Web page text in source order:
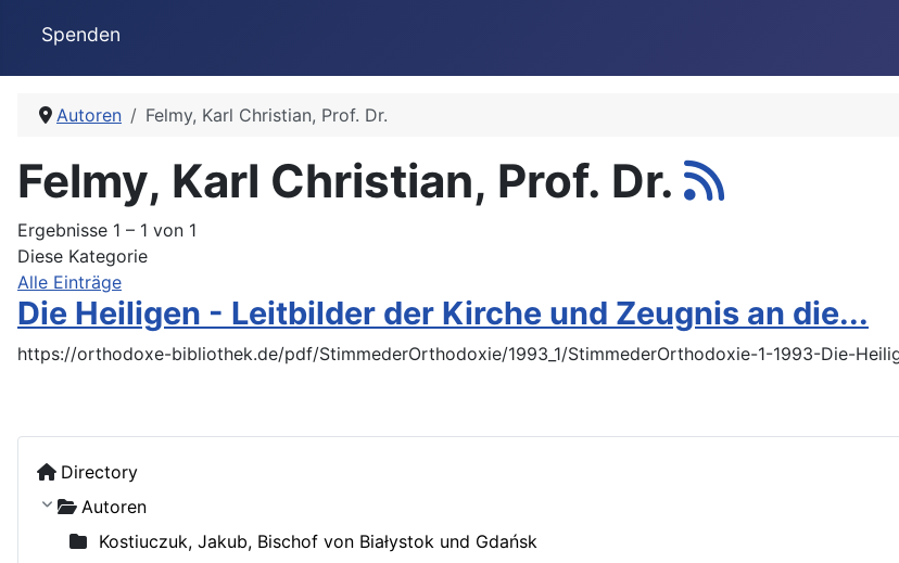
Spenden
Directory
Autoren
Kostiuczuk, Jakub, Bischof von Białystok und Gdańsk
Autoren Felmy, Karl Christian, Prof. Dr.
Felmy, Karl Christian, Prof. Dr.
Ergebnisse 1 – 1 von 1
Diese Kategorie
Alle Einträge
Die Heiligen - Leitbilder der Kirche und Zeugnis an die...
https://orthodoxe-bibliothek.de/pdf/StimmederOrthodoxie/1993_1/StimmederOrthodoxie-1-1993-Die-